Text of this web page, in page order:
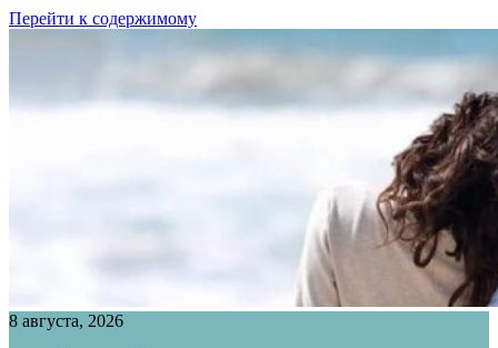
Перейти к содержимому
8 августа, 2026